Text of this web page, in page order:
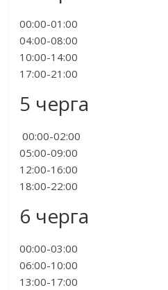
00:00-01:00
04:00-08:00
10:00-14:00
17:00-21:00
5 черга
00:00-02:00
05:00-09:00
12:00-16:00
18:00-22:00
6 черга
00:00-03:00
06:00-10:00
13:00-17:00